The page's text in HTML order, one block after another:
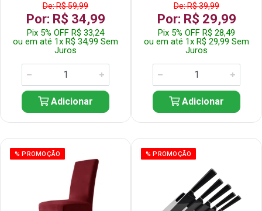
De: R$ 59,99
Por: R$ 34,99
Pix 5% OFF R$ 33,24
ou em até 1x R$ 34,99 Sem
Juros
Adicionar
De: R$ 39,99
Por: R$ 29,99
Pix 5% OFF R$ 28,49
ou em até 1x R$ 29,99 Sem
Juros
Adicionar
% PROMOÇÃO % PROMOÇÃO